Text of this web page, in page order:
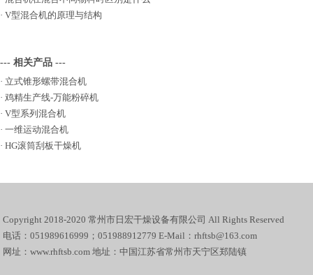
· V型混合机的原理与结构
--- 相关产品 ---
· 立式锥形螺带混合机
· 鸡精生产线-万能粉碎机
· V型系列混合机
· 一维运动混合机
· HG滚筒刮板干燥机
Copyright 2018-2020 常州市日宏干燥设备有限公司 All Rights Reserved
电话：051989616999；051988912779 E-Mail：rhftsb@163.com
网址：www.rhftsb.com 地址：中国江苏省常州市天宁区郑陆镇